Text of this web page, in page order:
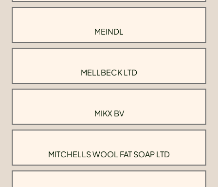
MEINDL
MELLBECK LTD
MIKX BV
MITCHELLS WOOL FAT SOAP LTD